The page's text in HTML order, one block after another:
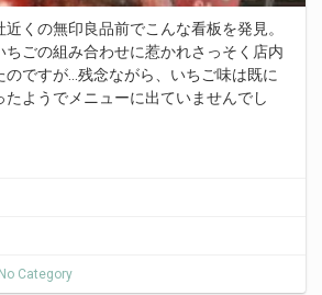
くの無印良品前でこんな看板を発見。
ちごの組み合わせに惹かれさっそく店内
のですが…残念ながら、いちご味は既に
たようでメニューに出ていませんでし
No Category